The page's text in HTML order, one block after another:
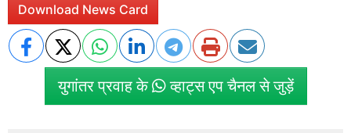
Download News Card
युगांतर प्रवाह के व्हाट्स एप चैनल से जुड़ें